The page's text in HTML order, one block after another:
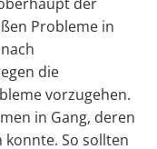
Probleme in
die
vorzugehen.
in Gang, deren
konnte. So sollten